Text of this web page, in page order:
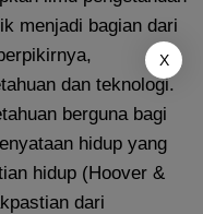
menjadi bagian dari
dan teknologi.
berguna bagi
hidup yang
hidup (Hoover &
dari
X